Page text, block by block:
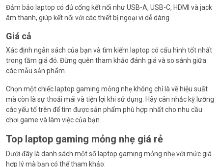
Đảm bảo laptop có đủ cổng kết nối như USB-A, USB-C, HDMI và jack
âm thanh, giúp kết nối với các thiết bị ngoại vi dễ dàng.
Giá cả
Xác định ngân sách của bạn và tìm kiếm laptop có cấu hình tốt nhất
trong tầm giá đó. Đừng quên tham khảo đánh giá và so sánh giữa
các mẫu sản phẩm.
Chọn một chiếc laptop gaming mỏng nhẹ không chỉ là về hiệu suất
mà còn là sự thoải mái và tiện lợi khi sử dụng. Hãy cân nhắc kỹ lưỡng
các yếu tố trên để tìm được sản phẩm phù hợp nhất cho nhu cầu
chơi game và làm việc của bạn.
Top laptop gaming mỏng nhẹ giá rẻ
Dưới đây là danh sách một số laptop gaming mỏng nhẹ với mức giá
hợp lý mà bạn có thể tham khảo: